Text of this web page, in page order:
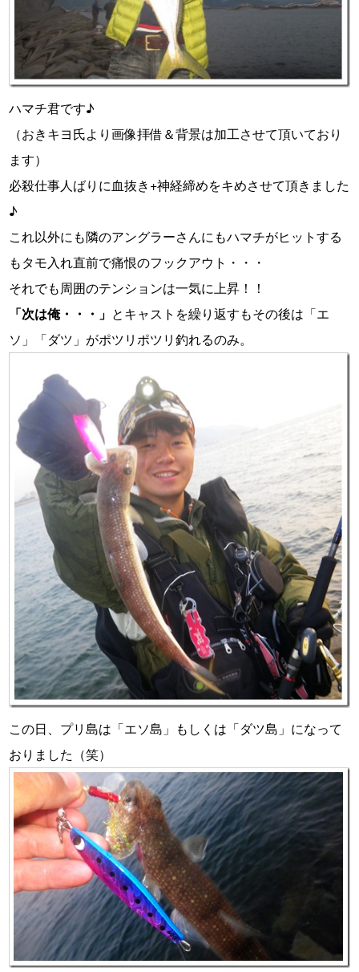
ハマチ君です♪
（おきキヨ氏より画像拝借＆背景は加工させて頂いており
ます）
必殺仕事人ばりに血抜き+神経締めをキめさせて頂きました
♪
これ以外にも隣のアングラーさんにもハマチがヒットする
もタモ入れ直前で痛恨のフックアウト・・・
それでも周囲のテンションは一気に上昇！！
「次は俺・・・」 とキャストを繰り返すもその後は「エ
ソ」「ダツ」がポツリポツリ釣れるのみ。
この日、プリ島は「エソ島」もしくは「ダツ島」になって
おりました（笑）